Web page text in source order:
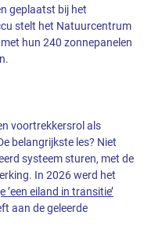
geplaatst bij het
stelt het Natuurcentrum
hun 240 zonnepanelen
voortrekkersrol als
belangrijkste les? Niet
systeem sturen, met de
In 2026 werd het
’een eiland in transitie’
aan de geleerde